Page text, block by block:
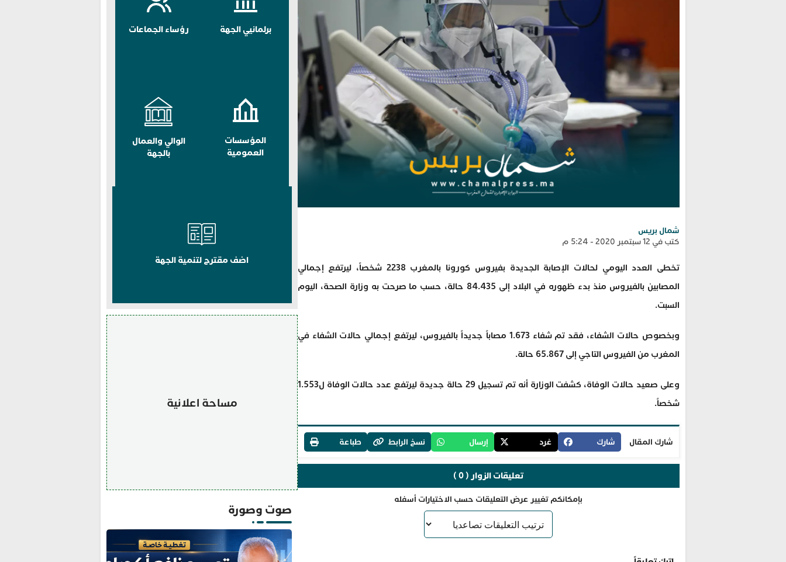
شمال بريس
كتب في 12 سبتمبر 2020 - 5:24 م
تخطى العدد اليومي لحالات الإصابة الجديدة بفيروس كورونا بالمغرب 2238 شخصاً، ليرتفع إجمالي
المصابين بالفيروس منذ بدء ظهوره في البلاد إلى 84.435 حالة، حسب ما صرحت به وزارة الصحة، اليوم
السبت.
وبخصوص حالات الشفاء، فقد تم شفاء 1.673 مصاباً جديداً بالفيروس، ليرتفع إجمالي حالات الشفاء في
المغرب من الفيروس التاجي إلى 65.867 حالة.
وعلى صعيد حالات الوفاة، كشفت الوزارة أنه تم تسجيل 29 حالة جديدة ليرتفع عدد حالات الوفاة ل1.553
شخصاً.
شارك المقال شارك غرد إرسال نسخ الرابط طباعة
تعليقات الزوار ( 0 )
بإمكانكم تغيير عرض التعليقات حسب الاختيارات أسفله
برلمانيي الجهة رؤساء الجماعات
المؤسسات
العمومية
الوالي والعمال
بالجهة
اضف مقترح لتنمية الجهة
مساحة اعلانية
صوت وصورة